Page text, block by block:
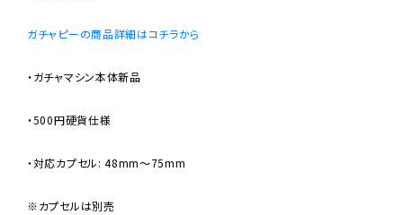
ガチャピーの商品詳細はコチラから
・ガチャマシン本体新品
・500円硬貨仕様
・対応カプセル: 48mm〜75mm
※カプセルは別売